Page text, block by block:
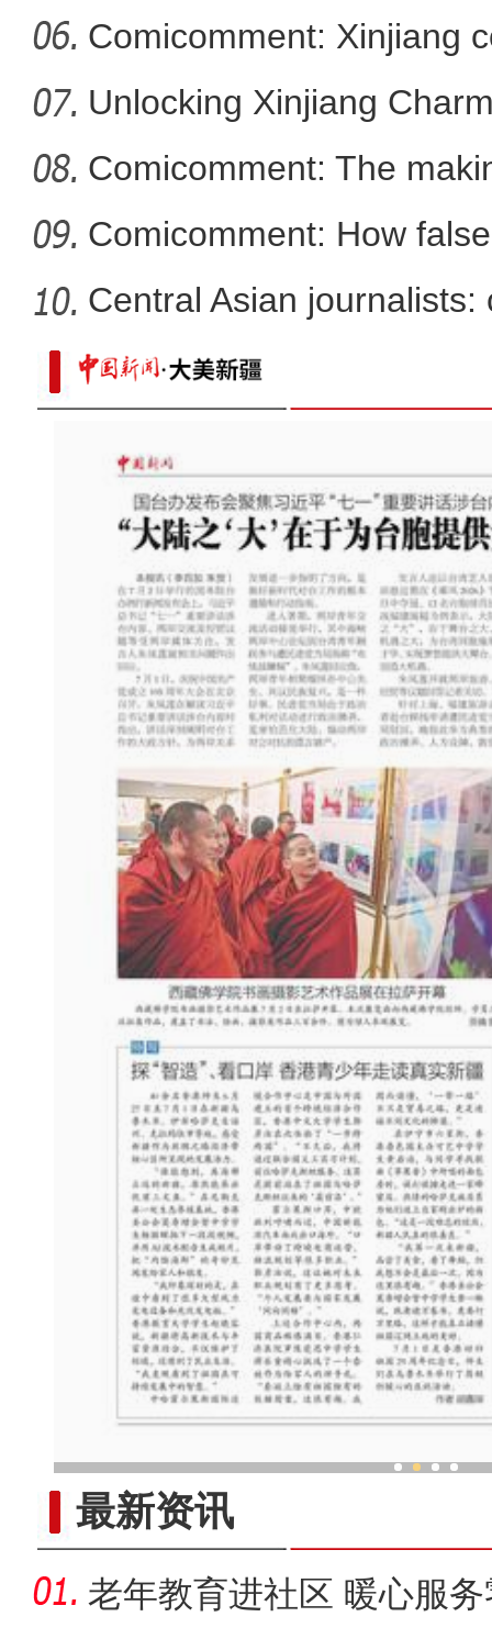
新疆军区某团组织炮兵分
Comicomment: Xinjiang
smear
Unlocking Xinjiang
Comicomment: The
narratives
Comicomment: How
Xin
Central Asian journalists:
最新资讯
老年教育进社区 暖心服